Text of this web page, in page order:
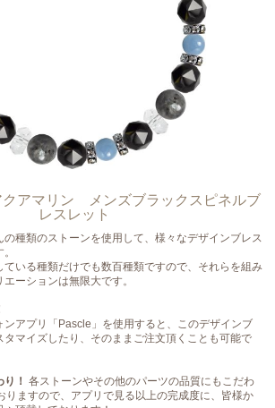
クアマリン メンズブラックスピネルブ
レスレット
種類のストーンを使用して、様々なデザインブレス
ている種類だけでも数百種類ですので、それらを組み
ーションは無限大です。
ンアプリ「Pascle」を使用すると、このデザインブ
タマイズしたり、そのままご注文頂くことも可能で
！ 各ストーンやその他のパーツの品質にもこだわ
りますので、アプリで見る以上の完成度に、皆様か